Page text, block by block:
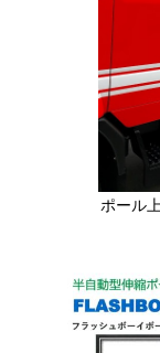
ポール